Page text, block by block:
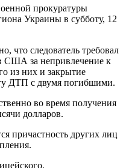
прокуратуры
Украины в субботу, 12
что следователь требовал
США за непривлечение к
из них и закрытие
ДТП с двумя погибшими.
во время получения
долларов.
причастность других лиц